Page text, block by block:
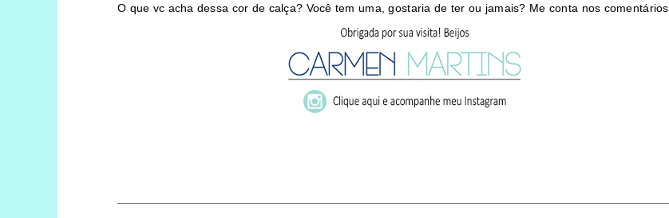
O que vc acha dessa cor de calça? Você tem uma, gostaria de ter ou jamais? Me conta nos comentários.